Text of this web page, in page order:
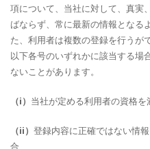
項について、当社に対して、真実
ばならず、常に最新の情報となる
た、利用者は複数の登録を行うが
以下各号のいずれかに該当する場
ないことがあります。
（i） 当社が定める利用者の資格
（ii） 登録内容に正確ではない情
合